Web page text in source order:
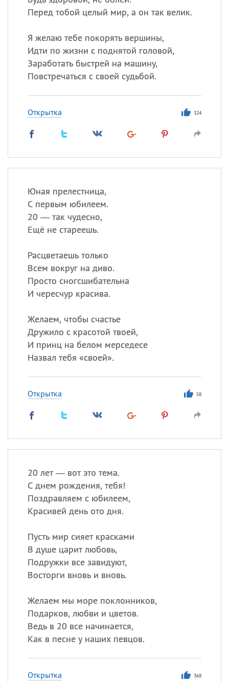
Перед тобой целый мир, а он так велик.
Я желаю тебе покорять вершины,
Идти по жизни с поднятой головой,
Заработать быстрей на машину,
Повстречаться с своей судьбой.
Открытка 324
Юная прелестница,
С первым юбилеем.
20 — так чудесно,
Ещё не стареешь.
Расцветаешь только
Всем вокруг на диво.
Просто сногсшибательна
И чересчур красива.
Желаем, чтобы счастье
Дружило с красотой твоей,
И принц на белом мерседесе
Назвал тебя «своей».
Открытка 58
20 лет — вот это тема.
С днем рождения, тебя!
Поздравляем с юбилеем,
Красивей день ото дня.
Пусть мир сияет красками
В душе царит любовь,
Подружки все завидуют,
Восторги вновь и вновь.
Желаем мы море поклонников,
Подарков, любви и цветов.
Ведь в 20 все начинается,
Как в песне у наших певцов.
Открытка 368